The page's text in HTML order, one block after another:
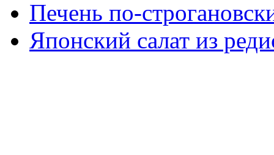
Печень по-
Японский салат из